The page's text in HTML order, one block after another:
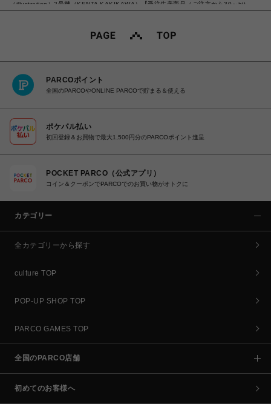
（illustration）2号機（KENTA KAKIKAWA）【受注生産商品（ご注文から30～50
日でお届け）】
PARCOポイント
全国のPARCOやONLINE PARCOで貯まる＆使える
ポケパル払い
初回登録＆お買物で最大1,500円分のPARCOポイント進呈
POCKET PARCO（公式アプリ）
コイン＆クーポンでPARCOでのお買い物がオトクに
カテゴリー
全カテゴリーから探す
culture TOP
POP-UP SHOP TOP
PARCO GAMES TOP
全国のPARCO店舗
初めてのお客様へ